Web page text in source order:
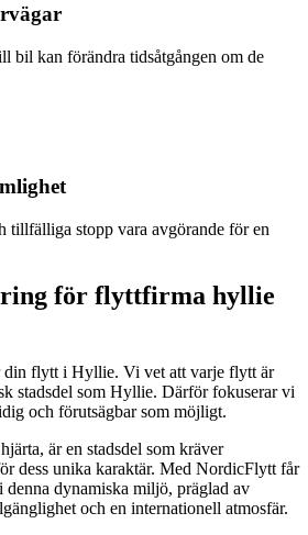
bil kan förändra tidsåtgången om de
tillfälliga stopp vara avgörande för en
för flyttfirma hyllie
din flytt i Hyllie. Vi vet att varje flytt är
stadsdel som Hyllie. Därför fokuserar vi
och förutsägbar som möjligt.
är en stadsdel som kräver
dess unika karaktär. Med NordicFlytt får
dynamiska miljö, präglad av
och en internationell atmosfär.